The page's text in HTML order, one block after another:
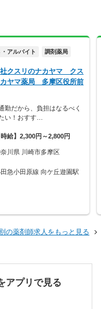
アルバイト 調剤薬局
クスリのナカヤマ クス
カヤマ薬局 多摩区役所前
勤だから、負担はなるべく
い！おすす…
時給】2,300円～2,800円
川県 川崎市多摩区
急小田原線 向ケ丘遊園駅
の薬剤師求人をもっと見る
アプリで見る